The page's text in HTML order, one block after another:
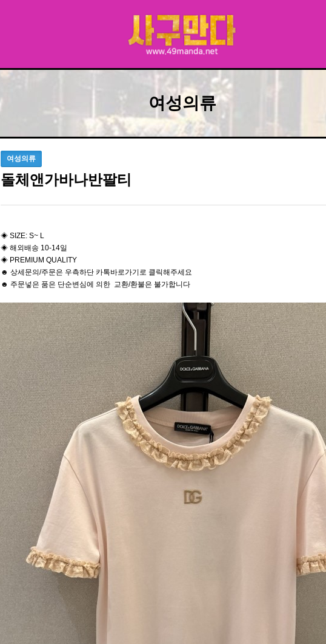
여성의류
여성의류
돌체앤가바나반팔티
◈ SIZE: S~ L
◈ 해외배송 10-14일
◈ PREMIUM QUALITY
☻ 상세문의/주문은 우측하단 카톡바로가기로 클릭해주세요
☻ 주문넣은 품은 단순변심에 의한 교환/환불은 불가합니다